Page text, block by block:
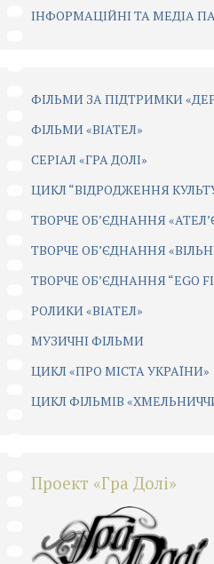
ІНФОРМАЦІЙНІ ТА МЕДІА
ФІЛЬМИ ЗА ПІДТРИМКИ
ФІЛЬМИ «ВІАТЕЛ»
СЕРІАЛ «ГРА ДОЛІ»
ЦИКЛ “ВІДРОДЖЕННЯ
ТВОРЧЕ ОБ’ЄДНАННЯ
ТВОРЧЕ ОБ’ЄДНАННЯ
ТВОРЧЕ ОБ’ЄДНАННЯ “EGO
РОЛИКИ «ВІАТЕЛ»
МУЗИЧНІ ФІЛЬМИ
ЦИКЛ «ПРО МІСТА УКРАЇНИ»
ЦИКЛ ФІЛЬМІВ
Проект «Гра Долі»